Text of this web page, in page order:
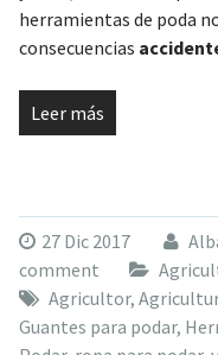
herramientas de poda
consecuencias
Leer más
27 Dic 2017
comment
Agricultor,
Guantes para podar,